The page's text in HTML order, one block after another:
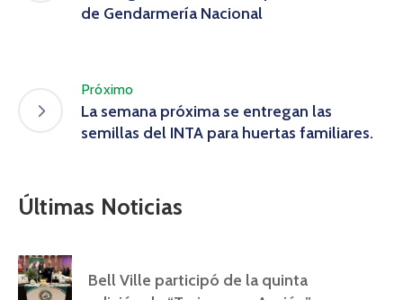
de Gendarmería Nacional
Próximo
La semana próxima se entregan las
semillas del INTA para huertas familiares.
Últimas Noticias
Bell Ville participó de la quinta